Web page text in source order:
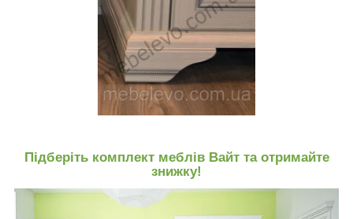
Підберіть комплект меблів Вайт та отримайте
знижку!